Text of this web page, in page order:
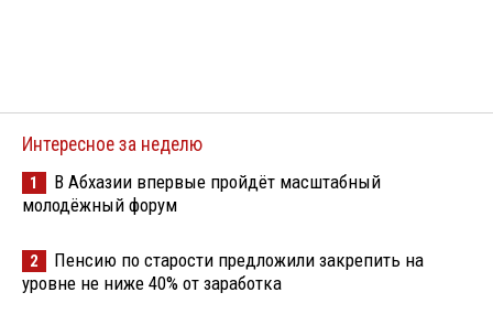
Интересное за неделю
1
В Абхазии впервые пройдёт масштабный
молодёжный форум
2
Пенсию по старости предложили закрепить на
уровне не ниже 40% от заработка